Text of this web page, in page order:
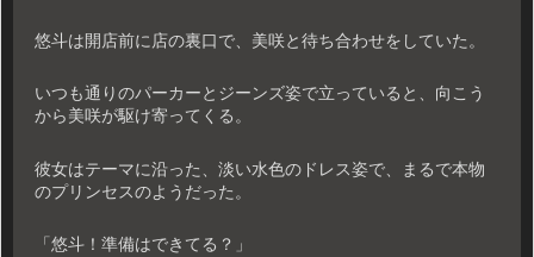
悠斗は開店前に店の裏口で、美咲と待ち合わせをしていた。
いつも通りのパーカーとジーンズ姿で立っていると、向こう
から美咲が駆け寄ってくる。
彼女はテーマに沿った、淡い水色のドレス姿で、まるで本物
のプリンセスのようだった。
「悠斗！準備はできてる？」